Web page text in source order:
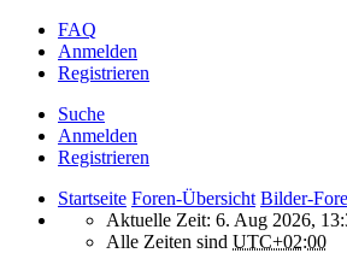
FAQ
Anmelden
Registrieren
Suche
Anmelden
Registrieren
Startseite Foren-Übersicht Bilder-
Aktuelle Zeit: 6. Aug 2026,
Alle Zeiten sind UTC+02:00